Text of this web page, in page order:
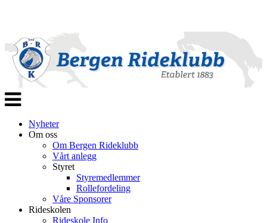
Veksle
navigasjon
Nyheter
Om oss
Om Bergen Rideklubb
Vårt anlegg
Styret
Styremedlemmer
Rollefordeling
Våre Sponsorer
Rideskolen
Rideskole Info